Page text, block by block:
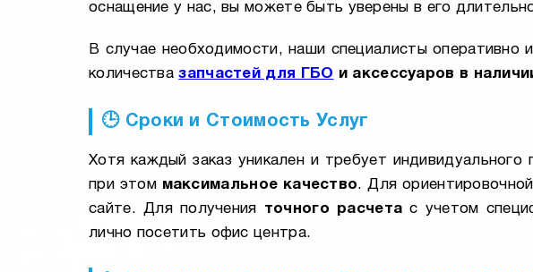
оснащение у нас, вы можете быть уверены в его
В случае необходимости, наши специалисты
количествазапчастей для ГБО и аксессуаров в
🕒 Сроки и Стоимость Услуг
Хотя каждый заказ уникален и требует
при этом максимальное качество. Для
сайте. Для получения точного расчета с учетом
лично посетить офис центра.